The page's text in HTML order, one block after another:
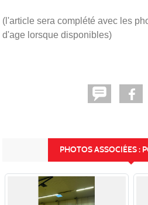
(l'article sera complété avec les
d'age lorsque disponibles)
PHOTOS ASSOCIÉES :